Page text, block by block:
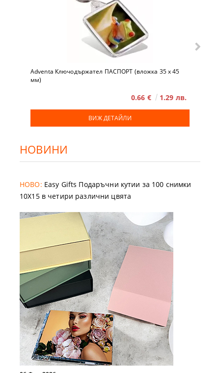
Adventa Ключодържател ПАСПОРТ (вложка 35 x 45
мм)
0.66 € 1.29 лв.
ВИЖ ДЕТАЙЛИ
НОВИНИ
НОВО: Easy Gifts Подаръчни кутии за 100 снимки
10X15 в четири различни цвята